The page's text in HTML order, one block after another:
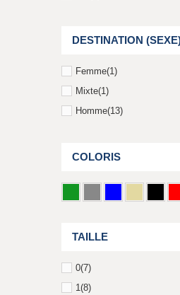
DESTINATION
Femme(1)
Mixte(1)
Homme(13)
COLORIS
TAILLE
0(7)
1(8)